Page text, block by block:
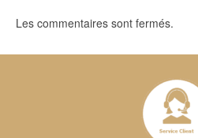
Les commentaires sont fermés.